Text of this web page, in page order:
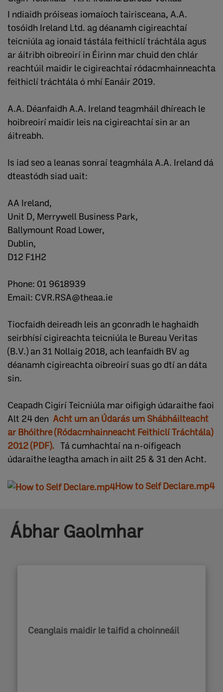
I ndiaidh próiseas iomaíoch tairisceana, A.A.
tosóidh Ireland Ltd. ag déanamh cigireachtaí
teicniúla ag ionaid tástála feithiclí tráchtála agus
ar áitribh oibreoirí in Éirinn mar chuid den chlár
reachtúil maidir le cigireachtaí ródacmhainneachta
feithiclí tráchtála ó mhí Eanáir 2019.
A.A. Déanfaidh A.A. Ireland teagmháil dhíreach le
hoibreoirí maidir leis na cigireachtaí sin ar an
áitreabh.
Is iad seo a leanas sonraí teagmhála A.A. Ireland dá
dteastódh siad uait:
AA Ireland,
Unit D, Merrywell Business Park,
Ballymount Road Lower,
Dublin,
D12 F1H2
Phone: 01 9618939
Email: CVR.RSA@theaa.ie
Tiocfaidh deireadh leis an gconradh le haghaidh
seirbhísí cigireachta teicniúla le Bureau Veritas
(B.V.) an 31 Nollaig 2018, ach leanfaidh BV ag
déanamh cigireachta oibreoirí suas go dtí an dáta
sin.
Ceapadh Cigirí Teicniúla mar oifigigh údaraithe faoi
Alt 24 den Acht um an Údarás um Shábháilteacht
ar Bhóithre (Ródacmhainneacht Feithiclí Tráchtála)
2012 (PDF). Tá cumhachtaí na n-oifigeach
údaraithe leagtha amach in ailt 25 & 31 den Acht.
How to Self Declare.mp4
Ábhar Gaolmhar
Ceanglais maidir le taifid a choinneáil